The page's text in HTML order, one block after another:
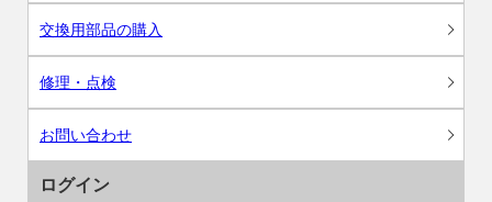
交換用部品の購入
修理・点検
お問い合わせ
ログイン